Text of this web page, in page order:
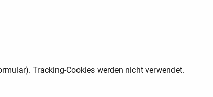
Tracking-Cookies werden nicht verwendet.